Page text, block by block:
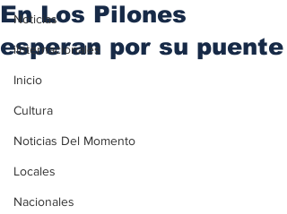
Noticias
iInternacionales
Inicio
Cultura
Noticias Del Momento
Locales
Nacionales
En Los Pilones
esperan por su puente